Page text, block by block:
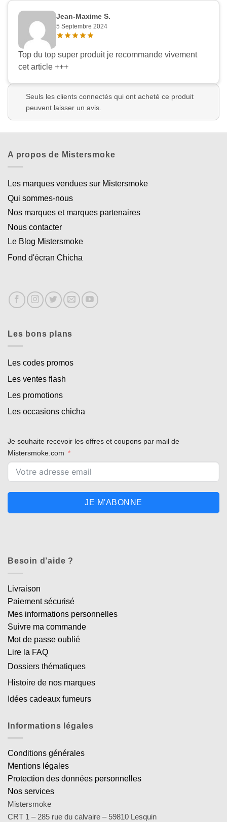
Jean-Maxime S.
5 Septembre 2024
Top du top super produit je recommande vivement
cet article +++
Seuls les clients connectés qui ont acheté ce produit
peuvent laisser un avis.
A propos de Mistersmoke
Les marques vendues sur Mistersmoke
Qui sommes-nous
Nos marques et marques partenaires
Nous contacter
Le Blog Mistersmoke
Fond d'écran Chicha
Les bons plans
Les codes promos
Les ventes flash
Les promotions
Les occasions chicha
Je souhaite recevoir les offres et coupons par mail de
Mistersmoke.com
JE M'ABONNE
Besoin d’aide ?
Livraison
Paiement sécurisé
Mes informations personnelles
Suivre ma commande
Mot de passe oublié
Lire la FAQ
Dossiers thématiques
Histoire de nos marques
Idées cadeaux fumeurs
Informations légales
Conditions générales
Mentions légales
Protection des données personnelles
Nos services
Mistersmoke
CRT 1 – 285 rue du calvaire – 59810 Lesquin